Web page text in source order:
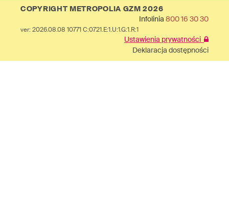
COPYRIGHT METROPOLIA GZM 2026
Infolinia 800 16 30 30
ver: 2026.08.08 10771 C:0721.E:1.U:1.G:1.R:1
Ustawienia prywatności
Deklaracja dostępności